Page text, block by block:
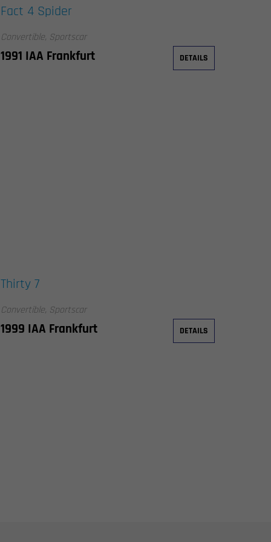
Fact 4 Spider
Convertible, Sportscar
1991 IAA Frankfurt DETAILS
Thirty 7
Convertible, Sportscar
1999 IAA Frankfurt DETAILS